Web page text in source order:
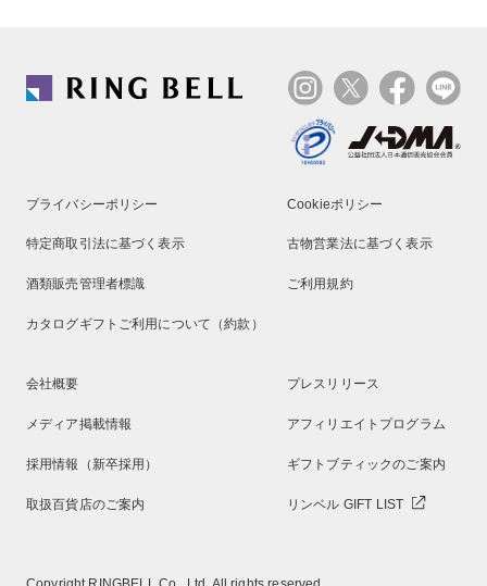
プライバシーポリシー Cookieポリシー
特定商取引法に基づく表示 古物営業法に基づく表示
酒類販売管理者標識 ご利用規約
カタログギフトご利用について（約款）
会社概要 プレスリリース
メディア掲載情報 アフィリエイトプログラム
採用情報（新卒採用） ギフトブティックのご案内
取扱百貨店のご案内 リンベル GIFT LIST